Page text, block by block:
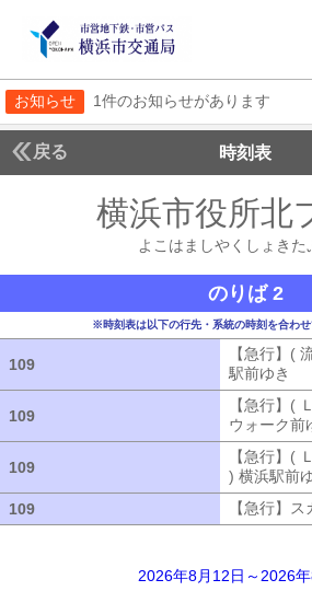
お知らせ 1件のお知らせがあります
戻る 時刻表
横浜市役所北
よこはましやくしょきた
のりば 2
※時刻表は以下の行先・系統の時刻を合わ
109
【急行】(
駅前ゆき
109
【急行】(
ウォーク前
109
【急行】(
) 横浜駅前
109
【急行】
2026年8月12日～2026